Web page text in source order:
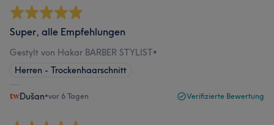
Super, alle Empfehlungen
Gestylt von Hakar BARBER STYLIST•
Herren - Trockenhaarschnitt
Dušan•vor 6 Tagen Verifizierte Bewertung